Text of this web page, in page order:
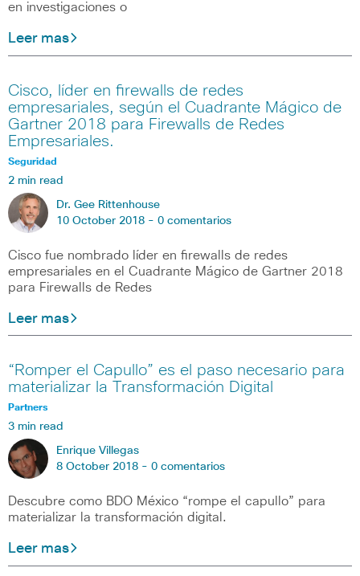
en investigaciones o
Leer mas
Cisco, líder en firewalls de redes
empresariales, según el Cuadrante Mágico de
Gartner 2018 para Firewalls de Redes
Empresariales.
Seguridad
2 min read
Dr. Gee Rittenhouse
10 October 2018 - 0 comentarios
Cisco fue nombrado líder en firewalls de redes
empresariales en el Cuadrante Mágico de Gartner 2018
para Firewalls de Redes
Leer mas
“Romper el Capullo” es el paso necesario para
materializar la Transformación Digital
Partners
3 min read
Enrique Villegas
8 October 2018 - 0 comentarios
Descubre como BDO México “rompe el capullo” para
materializar la transformación digital.
Leer mas